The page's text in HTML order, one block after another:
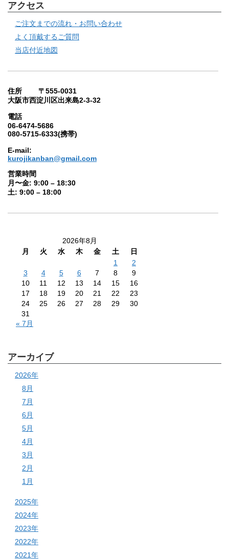
アクセス
ご注文までの流れ・お問い合わせ
よく頂戴するご質問
当店付近地図
住所 〒555-0031
大阪市西淀川区出来島2-3-32
電話
06-6474-5686
080-5715-6333(携帯)
E-mail:
kurojikanban@gmail.com
営業時間
月〜金: 9:00 – 18:30
土: 9:00 – 18:00
2026年8月
月
火 水 木 金 土
日
1
2
3
4 5 6 7 8
9
10
11 12 13 14 15
16
17
18 19 20 21 22
23
24
25 26 27 28 29
30
31
« 7月
アーカイブ
2026年
8月
7月
6月
5月
4月
3月
2月
1月
2025年
2024年
2023年
2022年
2021年